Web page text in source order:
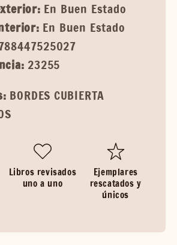
En Buen Estado
En Buen Estado
23255
BORDES CUBIERTA
Libros revisados
uno a uno
Ejemplares
rescatados y
únicos